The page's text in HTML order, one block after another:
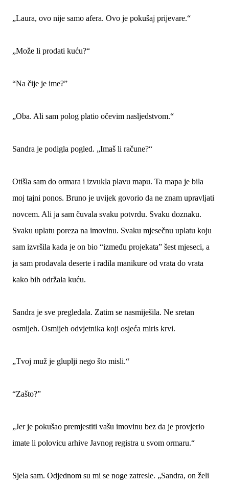
„Laura, ovo nije samo afera. Ovo je pokušaj prijevare.“
„Može li prodati kuću?“
“Na čije je ime?”
„Oba. Ali sam polog platio očevim nasljedstvom.“
Sandra je podigla pogled. „Imaš li račune?“
Otišla sam do ormara i izvukla plavu mapu. Ta mapa je bila
moj tajni ponos. Bruno je uvijek govorio da ne znam upravljati
novcem. Ali ja sam čuvala svaku potvrdu. Svaku doznaku.
Svaku uplatu poreza na imovinu. Svaku mjesečnu uplatu koju
sam izvršila kada je on bio “između projekata” šest mjeseci, a
ja sam prodavala deserte i radila manikure od vrata do vrata
kako bih održala kuću.
Sandra je sve pregledala. Zatim se nasmiješila. Ne sretan
osmijeh. Osmijeh odvjetnika koji osjeća miris krvi.
„Tvoj muž je gluplji nego što misli.“
“Zašto?”
„Jer je pokušao premjestiti vašu imovinu bez da je provjerio
imate li polovicu arhive Javnog registra u svom ormaru.“
Sjela sam. Odjednom su mi se noge zatresle. „Sandra, on želi